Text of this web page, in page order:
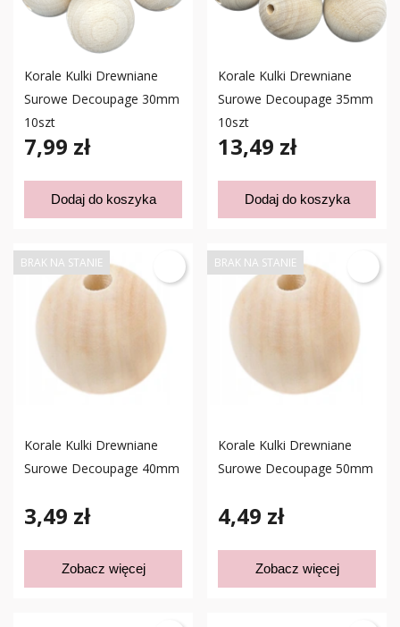
Korale Kulki Drewniane
Surowe Decoupage 30mm
10szt
7,99 zł
Dodaj do koszyka
Korale Kulki Drewniane
Surowe Decoupage 35mm
10szt
13,49 zł
Dodaj do koszyka
Korale Kulki Drewniane
Surowe Decoupage 40mm
3,49 zł
Zobacz więcej
BRAK NA STANIE
Korale Kulki Drewniane
Surowe Decoupage 50mm
4,49 zł
Zobacz więcej
BRAK NA STANIE